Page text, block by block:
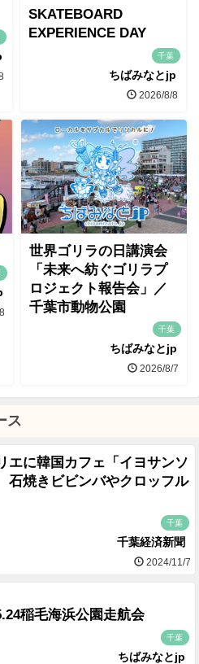
SKATEBOARD
EXPERIENCE DAY
千葉
ちばみなとjp
2026/8/8
世界ゴリラの日講演会
「未来へ紡ぐゴリラプ
ロジェクト報告会」／
千葉市動物公園
千葉
ちばみなとjp
2026/8/7
ス
エに韓国カフェ「イヨサンソ
焼きビビンバやクロッフル
千葉
千葉経済新聞
2024/11/7
稲毛海浜公園走航会
千葉
ちばみなとjp